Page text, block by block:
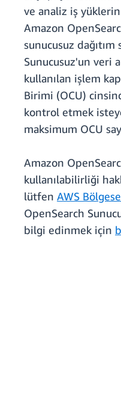
ve analiz iş yüklerini
Amazon
sunucusuz
Sunucusuz'un veri
kullanılan işlem
Birimi (OCU)
kontrol etmek
maksimum OCU
Amazon
kullanılabilirliği
lütfen AWS
OpenSearch
bilgi edinmek için